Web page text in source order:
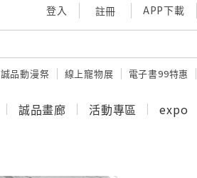
登入 註冊 APP下載
誠品動漫祭 線上寵物展 電子書99特惠
誠品畫廊 活動專區 expo